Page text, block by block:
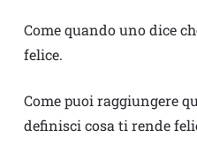
Come quando uno dice
felice.
Come puoi raggiungere
definisci cosa ti rende